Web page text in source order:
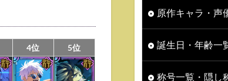
4位 5位
原作キャラ・声
誕生日・年齢一
称号一覧・隠し